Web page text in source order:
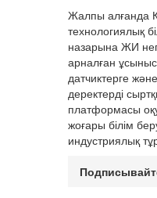
Жалпы алғанда
технологиялық
назарына ЖИ
арналған
датчиктерге
деректерді
платформасы
жоғары білім
индустриялық